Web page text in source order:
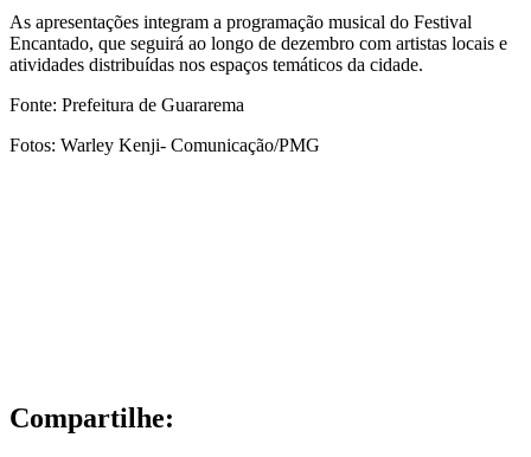
As apresentações integram a programação musical do Festival
Encantado, que seguirá ao longo de dezembro com artistas locais e
atividades distribuídas nos espaços temáticos da cidade.
Fonte: Prefeitura de Guararema
Fotos: Warley Kenji- Comunicação/PMG
Compartilhe: